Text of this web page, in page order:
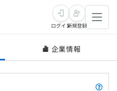
ログイン新規登録
企業情報